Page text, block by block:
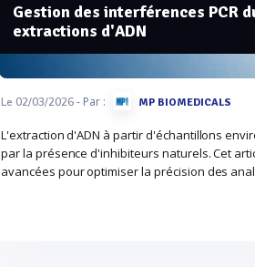
Gestion des interférences PCR
extractions d'ADN
Le 02/03/2026- Par : MP BIOMEDICALS
L'extraction d'ADN à partir d'échantillons
par la présence d'inhibiteurs naturels. Cet
avancées pour optimiser la précision des